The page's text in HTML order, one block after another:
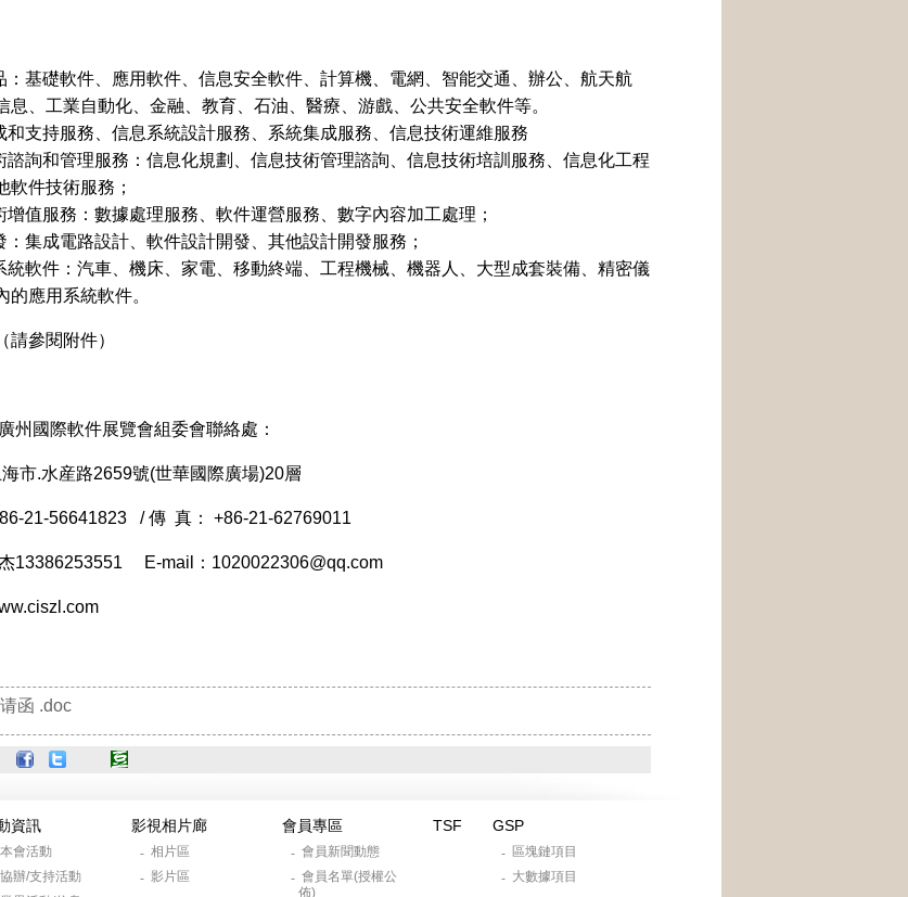
：基礎軟件、應用軟件、信息安全軟件、計算機、電網、智能交通、辦公、航天航
息、工業自動化、金融、教育、石油、醫療、游戲、公共安全軟件等。
和支持服務、信息系統設計服務、系統集成服務、信息技術運維服務
諮詢和管理服務：信息化規劃、信息技術管理諮詢、信息技術培訓服務、信息化工程
軟件技術服務；
增值服務：數據處理服務、軟件運營服務、數字內容加工處理；
：集成電路設計、軟件設計開發、其他設計開發服務；
統軟件：汽車、機床、家電、移動終端、工程機械、機器人、大型成套裝備、精密儀
的應用系統軟件。
請參閱附件）
廣州國際軟件展覽會組委會聯絡處：
市.水産路2659號(世華國際廣場)20層
21-56641823 / 傳 真： +86-21-62769011
13386253551 E-mail：1020022306@qq.com
函 .doc
資訊
本會活動
協辦/支持活動
影視相片廊
- 相片區
- 影片區
會員專區
- 會員新聞動態
- 會員名單(授權公
佈)
TSF GSP
- 區塊鏈項目
- 大數據項目